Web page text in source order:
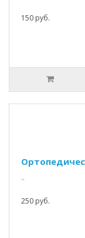
150 руб.
..
250 руб.